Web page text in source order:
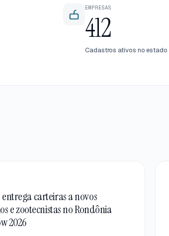
EMPRESAS
412
Cadastros ativos no estado
entrega carteiras a novos
e zootecnistas no Rondônia
2026